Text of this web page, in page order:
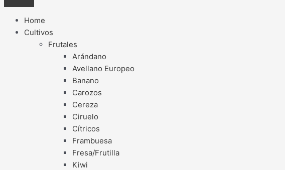
Home
Cultivos
Frutales
Arándano
Avellano Europeo
Banano
Carozos
Cereza
Ciruelo
Cítricos
Frambuesa
Fresa/Frutilla
Kiwi